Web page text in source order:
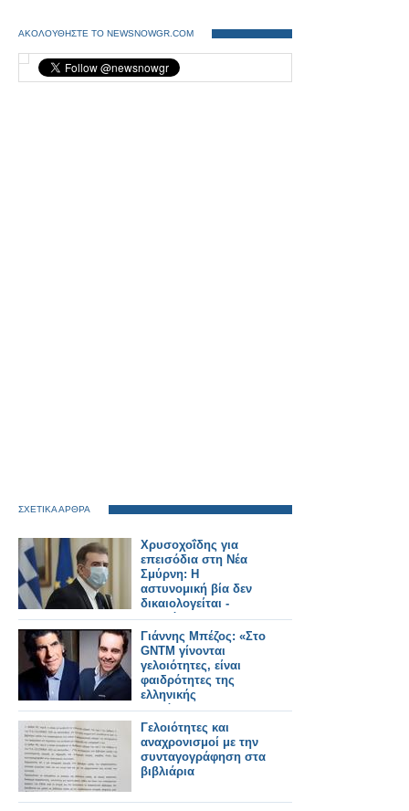
ΑΚΟΛΟΥΘΗΣΤΕ ΤΟ NEWSNOWGR.COM
ΣΧΕΤΙΚΑ ΑΡΘΡΑ
Χρυσοχοΐδης για
επεισόδια στη Νέα
Σμύρνη: Η
αστυνομική βία δεν
δικαιολογείται -
Γελοιότητες οι
καταγγελίες
Γιάννης Μπέζος: «Στο
GNTM γίνονται
γελοιότητες, είναι
φαιδρότητες της
ελληνικής
τηλεόρασης»
Γελοιότητες και
αναχρονισμοί με την
συνταγογράφηση στα
βιβλιάρια